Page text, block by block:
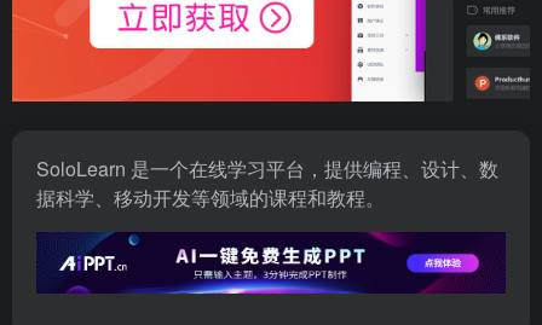
SoloLearn 是一个在线学习平台，提供编程、设计、数
据科学、移动开发等领域的课程和教程。